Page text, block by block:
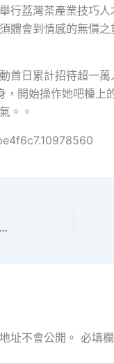
行荔灣茶產業技巧
體會到情感的無價
首日累計招待超一
，開始操作她吧檯上
。。
絲路攜手 尋求雙贏——烏茲別克斯坦卡拉卡爾帕克斯坦共和國代表團OSDER奧斯德零件報價參訪新疆
址不會公開。 必填